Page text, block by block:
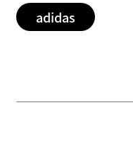
adidas